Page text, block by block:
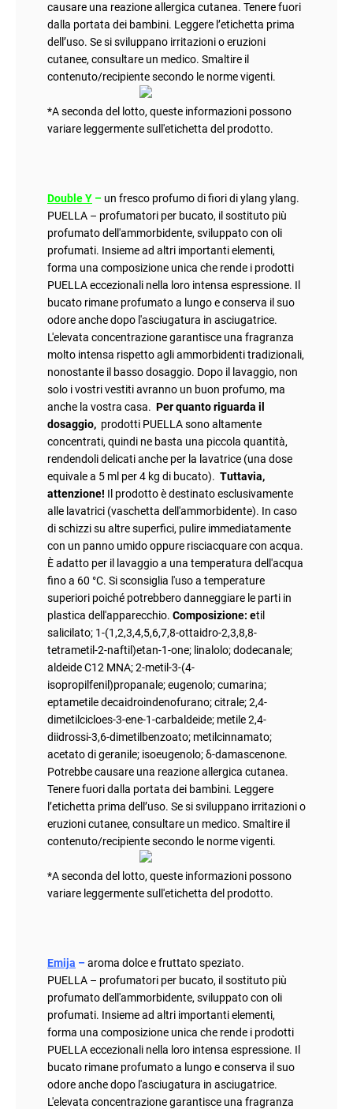
causare una reazione allergica cutanea. Tenere fuori
dalla portata dei bambini. Leggere l’etichetta prima
dell’uso. Se si sviluppano irritazioni o eruzioni
cutanee, consultare un medico. Smaltire il
contenuto/recipiente secondo le norme vigenti.
*A seconda del lotto, queste informazioni possono
variare leggermente sull'etichetta del prodotto.
Double Y – un fresco profumo di fiori di ylang ylang.
PUELLA – profumatori per bucato, il sostituto più
profumato dell'ammorbidente, sviluppato con oli
profumati. Insieme ad altri importanti elementi,
forma una composizione unica che rende i prodotti
PUELLA eccezionali nella loro intensa espressione. Il
bucato rimane profumato a lungo e conserva il suo
odore anche dopo l'asciugatura in asciugatrice.
L'elevata concentrazione garantisce una fragranza
molto intensa rispetto agli ammorbidenti tradizionali,
nonostante il basso dosaggio. Dopo il lavaggio, non
solo i vostri vestiti avranno un buon profumo, ma
anche la vostra casa. Per quanto riguarda il
dosaggio, prodotti PUELLA sono altamente
concentrati, quindi ne basta una piccola quantità,
rendendoli delicati anche per la lavatrice (una dose
equivale a 5 ml per 4 kg di bucato). Tuttavia,
attenzione! Il prodotto è destinato esclusivamente
alle lavatrici (vaschetta dell'ammorbidente). In caso
di schizzi su altre superfici, pulire immediatamente
con un panno umido oppure risciacquare con acqua.
È adatto per il lavaggio a una temperatura dell'acqua
fino a 60 °C. Si sconsiglia l'uso a temperature
superiori poiché potrebbero danneggiare le parti in
plastica dell'apparecchio. Composizione: etil
salicilato; 1-(1,2,3,4,5,6,7,8-ottaidro-2,3,8,8-
tetrametil-2-naftil)etan-1-one; linalolo; dodecanale;
aldeide C12 MNA; 2-metil-3-(4-
isopropilfenil)propanale; eugenolo; cumarina;
eptametile decaidroindenofurano; citrale; 2,4-
dimetilcicloes-3-ene-1-carbaldeide; metile 2,4-
diidrossi-3,6-dimetilbenzoato; metilcinnamato;
acetato di geranile; isoeugenolo; δ-damascenone.
Potrebbe causare una reazione allergica cutanea.
Tenere fuori dalla portata dei bambini. Leggere
l’etichetta prima dell’uso. Se si sviluppano irritazioni o
eruzioni cutanee, consultare un medico. Smaltire il
contenuto/recipiente secondo le norme vigenti.
*A seconda del lotto, queste informazioni possono
variare leggermente sull'etichetta del prodotto.
Emija – aroma dolce e fruttato speziato.
PUELLA – profumatori per bucato, il sostituto più
profumato dell'ammorbidente, sviluppato con oli
profumati. Insieme ad altri importanti elementi,
forma una composizione unica che rende i prodotti
PUELLA eccezionali nella loro intensa espressione. Il
bucato rimane profumato a lungo e conserva il suo
odore anche dopo l'asciugatura in asciugatrice.
L'elevata concentrazione garantisce una fragranza